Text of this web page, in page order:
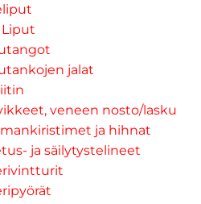
Liput
jalat
veneen nosto/lasku
ja hihnat
ja säilytystelineet